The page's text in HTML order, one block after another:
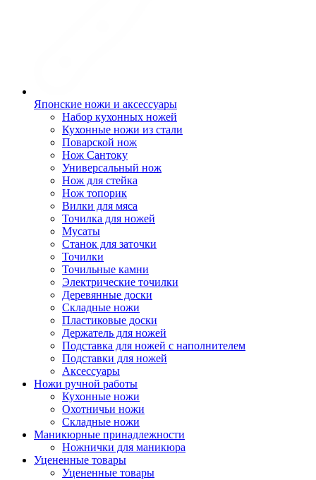
Японские ножи и аксессуары
Набор кухонных ножей
Кухонные ножи из стали
Поварской нож
Нож Сантоку
Универсальный нож
Нож для стейка
Нож топорик
Вилки для мяса
Точилка для ножей
Мусаты
Станок для заточки
Точилки
Точильные камни
Электрические точилки
Деревянные доски
Складные ножи
Пластиковые доски
Держатель для ножей
Подставка для ножей с наполнителем
Подставки для ножей
Аксессуары
Ножи ручной работы
Кухонные ножи
Охотничьи ножи
Складные ножи
Маникюрные принадлежности
Ножнички для маникюра
Уцененные товары
Уцененные товары